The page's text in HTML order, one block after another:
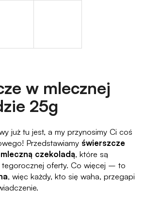
w mlecznej
25g
już tu jest, a my przynosimy Ci coś
Przedstawiamy świerszcze
czekoladą, które są
tegorocznej oferty. Co więcej – to
, więc każdy, kto się waha, przegapi